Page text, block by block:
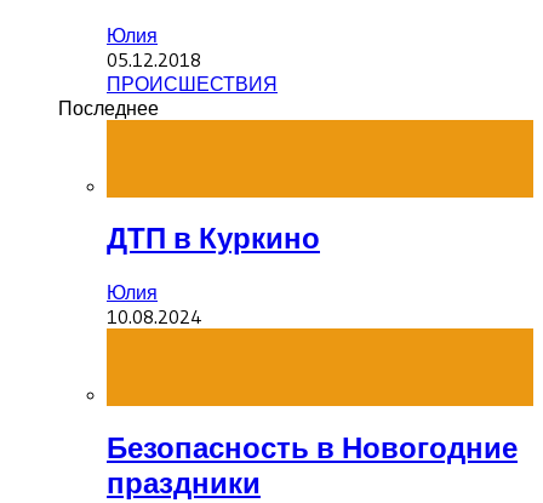
Юлия
05.12.2018
ПРОИСШЕСТВИЯ
Последнее
ДТП в Куркино
Юлия
10.08.2024
Безопасность в Новогодние
праздники